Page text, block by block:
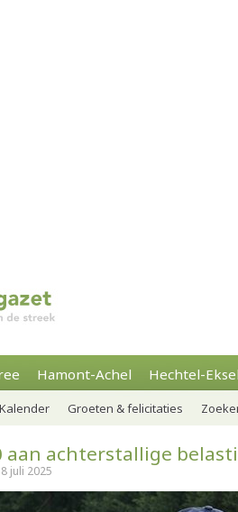
Hamont-Achel Hechtel-
Kalender Groeten & felicitaties
aan achterstallige
juli 2025